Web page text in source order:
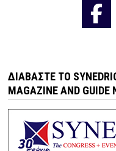
ΔΙΑΒΆΣΤΕ ΤΟ
MAGAZINE AND GUIDE